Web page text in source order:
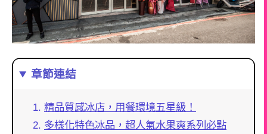
章節連結
精品質感冰店，用餐環境五星級！
多樣化特色冰品，超人氣水果爽系列必點